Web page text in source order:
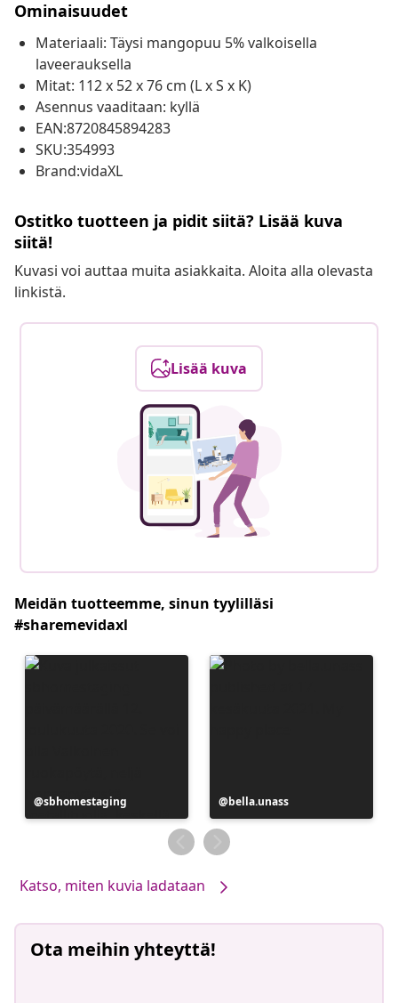
Ominaisuudet
Materiaali: Täysi mangopuu 5% valkoisella
laveerauksella
Mitat: 112 x 52 x 76 cm (L x S x K)
Asennus vaaditaan: kyllä
EAN:8720845894283
SKU:354993
Brand:vidaXL
Ostitko tuotteen ja pidit siitä? Lisää kuva
siitä!
Kuvasi voi auttaa muita asiakkaita. Aloita alla olevasta
linkistä.
Lisää kuva
Meidän tuotteemme, sinun tyylilläsi
#sharemevidaxl
Julkaissut
sbhomestaging Julkaissut
bella.unass
Katso, miten kuvia ladataan
Ota meihin yhteyttä!